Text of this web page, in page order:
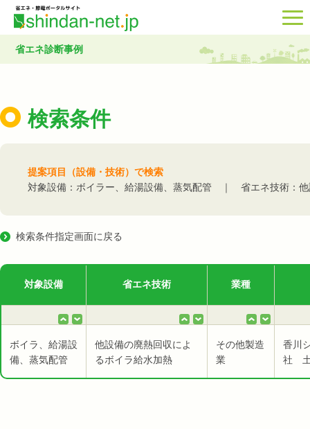
省エネ診断事例
検索条件
提案項目（設備・技術）で検索
対象設備：ボイラー、給湯設備、蒸気配管 ｜ 省エネ技術：他
検索条件指定画面に戻る
対象設備 省エネ技術 業種
ボイラ、給湯設
備、蒸気配管
他設備の廃熱回収によ
るボイラ給水加熱
その他製造
業
香川
社